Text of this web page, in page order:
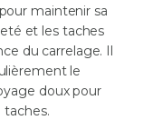
maintenir sa
et les taches
du carrelage. Il
le
doux pour